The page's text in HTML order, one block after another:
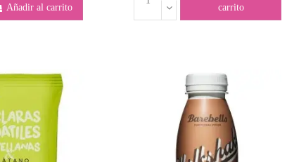
Añadir al carrito
carrito